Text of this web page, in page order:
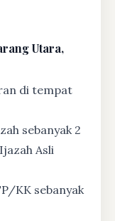
Utara,
di tempat
sebanyak 2
Asli
KK sebanyak